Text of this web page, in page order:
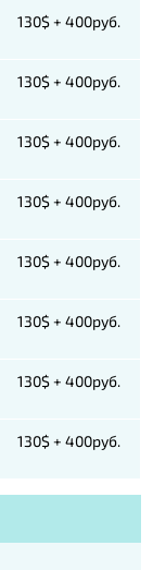
130$ + 400руб.
130$ + 400руб.
130$ + 400руб.
130$ + 400руб.
130$ + 400руб.
130$ + 400руб.
130$ + 400руб.
130$ + 400руб.